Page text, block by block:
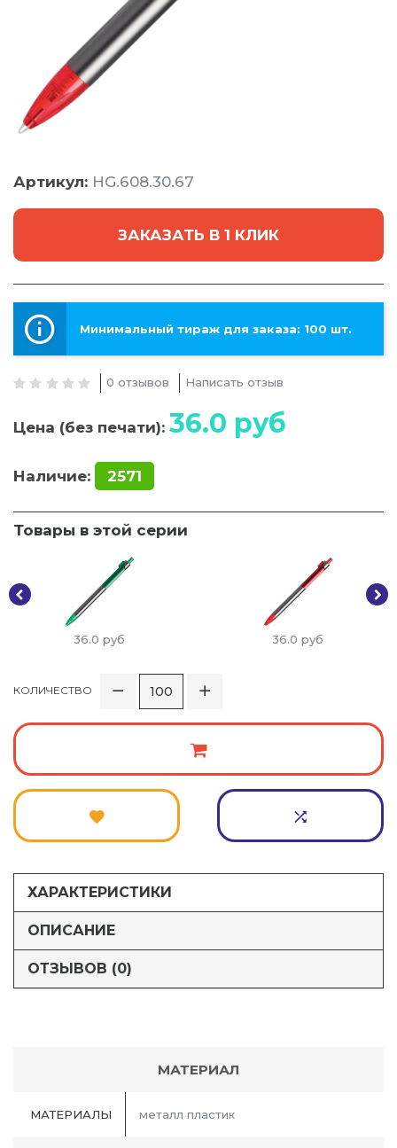
Артикул: HG.608.30.67
ЗАКАЗАТЬ В 1 КЛИК
Минимальный тираж для заказа: 100 шт.
0 отзывов Написать отзыв
Цена (без печати): 36.0 руб
Наличие: 2571
Товары в этой серии
36.0 руб 36.0 руб
КОЛИЧЕСТВО
ХАРАКТЕРИСТИКИ
ОПИСАНИЕ
ОТЗЫВОВ (0)
МАТЕРИАЛ
МАТЕРИАЛЫ металл пластик